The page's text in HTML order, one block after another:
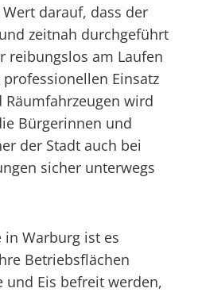
darauf, dass der
zeitnah durchgeführt
reibungslos am Laufen
Einsatz
wird
Bürgerinnen und
der Stadt auch bei
sicher unterwegs
in Warburg ist es
Betriebsflächen
und Eis befreit werden,